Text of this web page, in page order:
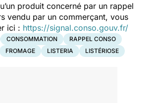
produit concerné par un rappel
vendu par un commerçant, vous
ici : https://signal.conso.gouv.fr/
CONSOMMATION
RAPPEL CONSO
FROMAGE LISTERIA LISTÉRIOSE